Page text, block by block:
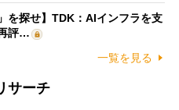
を探せ】TDK：AIインフラを支
評…
一覧を見る
サーチ